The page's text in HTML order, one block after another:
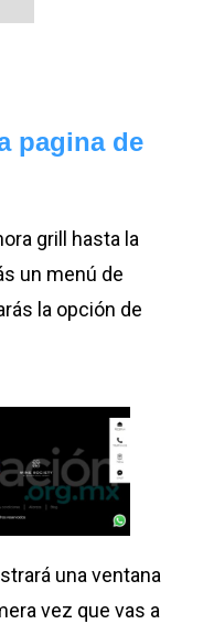
pagina de
grill hasta la
un menú de
la opción de
una ventana
vez que vas a